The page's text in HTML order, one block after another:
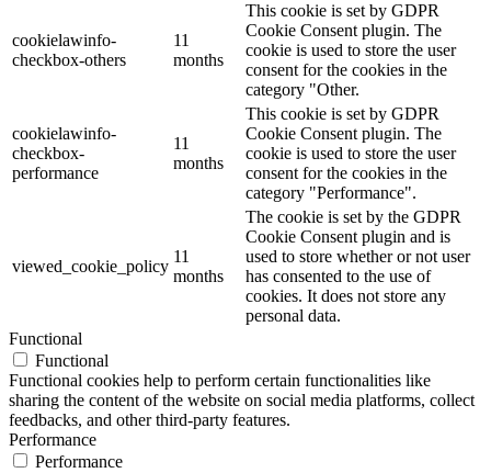
cookielawinfo-
checkbox-others
11
months
This cookie is set by GDPR
Cookie Consent plugin. The
cookie is used to store the user
consent for the cookies in the
category "Other.
cookielawinfo-
checkbox-
performance
11
months
This cookie is set by GDPR
Cookie Consent plugin. The
cookie is used to store the user
consent for the cookies in the
category "Performance".
viewed_cookie_policy
11
months
The cookie is set by the GDPR
Cookie Consent plugin and is
used to store whether or not user
has consented to the use of
cookies. It does not store any
personal data.
Functional
Functional
Functional cookies help to perform certain functionalities like
sharing the content of the website on social media platforms, collect
feedbacks, and other third-party features.
Performance
Performance